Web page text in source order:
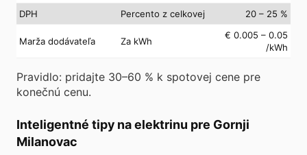
DPH
Percento z celkovej 20 – 25 %
Marža dodávateľa Za kWh
€ 0.005 – 0.05
/kWh
Pravidlo: pridajte 30–60 % k spotovej cene pre
konečnú cenu.
Inteligentné tipy na elektrinu pre Gornji
Milanovac